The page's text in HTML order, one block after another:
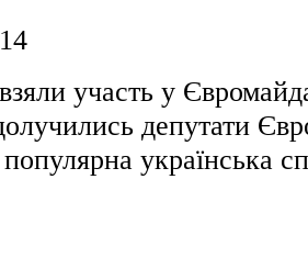
участь у
депутати
українська